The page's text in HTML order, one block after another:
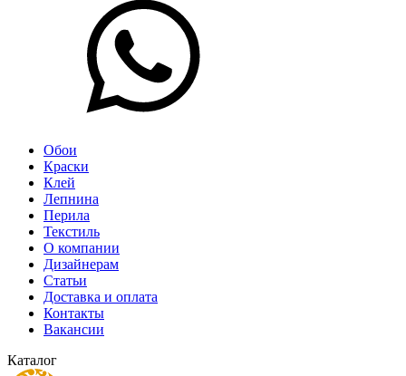
Обои
Краски
Клей
Лепнина
Перила
Текстиль
О компании
Дизайнерам
Статьи
Доставка и оплата
Контакты
Вакансии
Каталог